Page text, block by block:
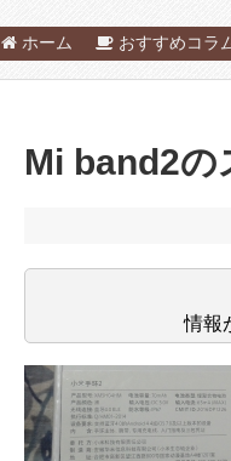
ホーム おすすめコラ
Mi band2の
情報